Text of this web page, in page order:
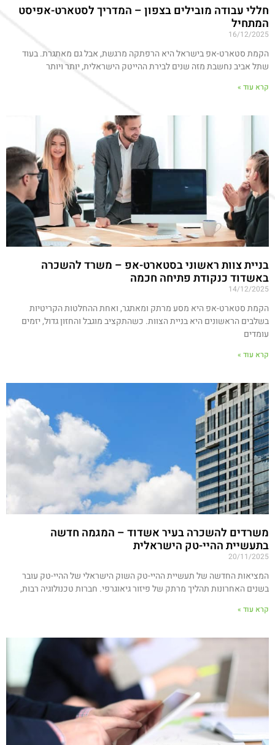
חללי עבודה מובילים בצפון – המדריך לסטארט-אפיסט
המתחיל
16/12/2025
הקמת סטארט-אפ בישראל היא הרפתקה מרגשת, אבל גם מאתגרת. בעוד
שתל אביב נחשבת מזה שנים לבירת ההייטק הישראלית, יותר ויותר
קרא עוד »
בניית צוות ראשוני בסטארט-אפ – משרד להשכרה
באשדוד כנקודת פתיחה חכמה
14/12/2025
הקמת סטארט-אפ היא מסע מרתק ומאתגר, ואחת ההחלטות הקריטיות
בשלבים הראשונים היא בניית הצוות. כשהתקציב מוגבל והחזון גדול, יזמים
עומדים
קרא עוד »
משרדים להשכרה בעיר אשדוד – המגמה חדשה
בתעשיית ההיי-טק הישראלית
20/11/2025
המציאות החדשה של תעשיית ההיי-טק השוק הישראלי של ההיי-טק עובר
בשנים האחרונות תהליך מרתק של פיזור גיאוגרפי. חברות טכנולוגיה רבות,
קרא עוד »